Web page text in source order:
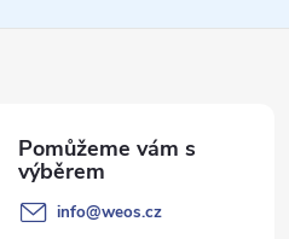
info@weos.cz